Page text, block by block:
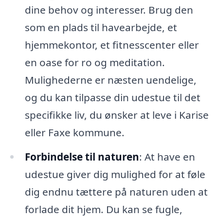
dine behov og interesser. Brug den
som en plads til havearbejde, et
hjemmekontor, et fitnesscenter eller
en oase for ro og meditation.
Mulighederne er næsten uendelige,
og du kan tilpasse din udestue til det
specifikke liv, du ønsker at leve i Karise
eller Faxe kommune.
Forbindelse til naturen: At have en
udestue giver dig mulighed for at føle
dig endnu tættere på naturen uden at
forlade dit hjem. Du kan se fugle,